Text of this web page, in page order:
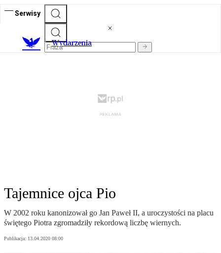
Serwisy
Wydarzenia
Tajemnice ojca Pio
W 2002 roku kanonizował go Jan Paweł II, a uroczystości na placu
świętego Piotra zgromadziły rekordową liczbę wiernych.
Publikacja: 13.04.2020 08:00